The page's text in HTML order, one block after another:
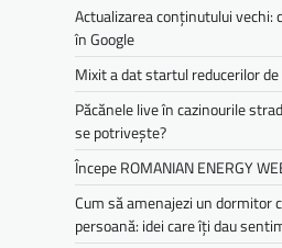
Actualizarea conținutului vechi:
în Google
Mixit a dat startul reducerilor
Păcănele live în cazinourile
se potrivește?
Începe ROMANIAN ENERGY
Cum să amenajezi un dormitor
persoană: idei care îți dau